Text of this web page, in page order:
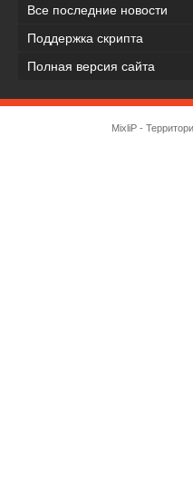
Все последние новости
Поддержка скрипта
Полная версия сайта
MixliP -